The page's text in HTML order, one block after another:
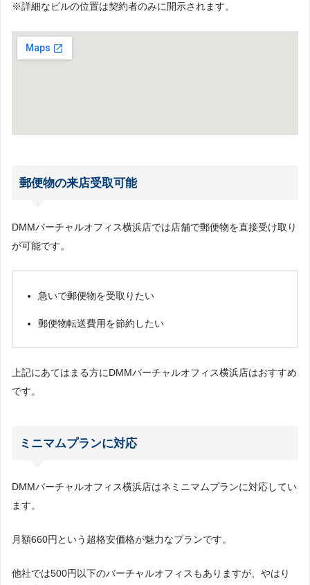
※詳細なビルの位置は契約者のみに開示されます。
郵便物の来店受取可能
DMMバーチャルオフィス横浜店では店舗で郵便物を直接受け取り
が可能です。
急いで郵便物を受取りたい
郵便物転送費用を節約したい
上記にあてはまる方にDMMバーチャルオフィス横浜店はおすすめ
です。
ミニマムプランに対応
DMMバーチャルオフィス横浜店はネミニマムプランに対応してい
ます。
月額660円という超格安価格が魅力なプランです。
他社では500円以下のバーチャルオフィスもありますが、やはり